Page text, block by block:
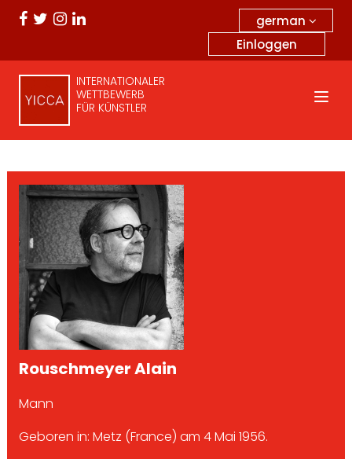
german
Einloggen
INTERNATIONALER
WETTBEWERB
FÜR KÜNSTLER
Rouschmeyer Alain
Mann
Geboren in: Metz (France) am 4 Mai 1956.